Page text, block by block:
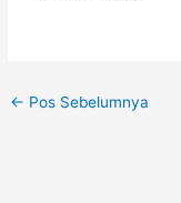
← Pos Sebelumnya